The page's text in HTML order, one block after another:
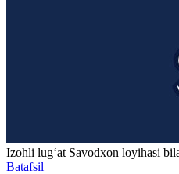
Izohli lugʻat Savodxon loyihasi
Batafsil